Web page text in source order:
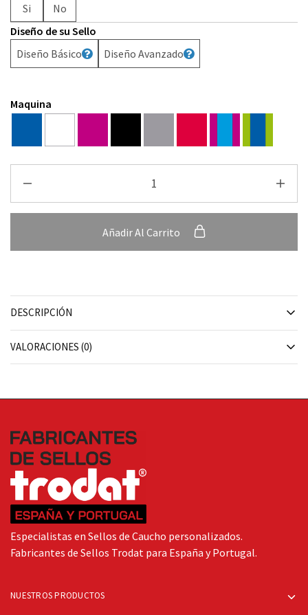
Si
No
Diseño de su Sello
Diseño Básico
Diseño Avanzado
Maquina
Añadir Al Carrito
DESCRIPCIÓN
VALORACIONES (0)
Especialistas en Sellos de Caucho personalizados.
Fabricantes de Sellos Trodat para España y Portugal.
NUESTROS PRODUCTOS